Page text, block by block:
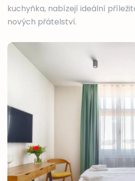
kuchyňka, nabízejí ideální
nových přátelství.